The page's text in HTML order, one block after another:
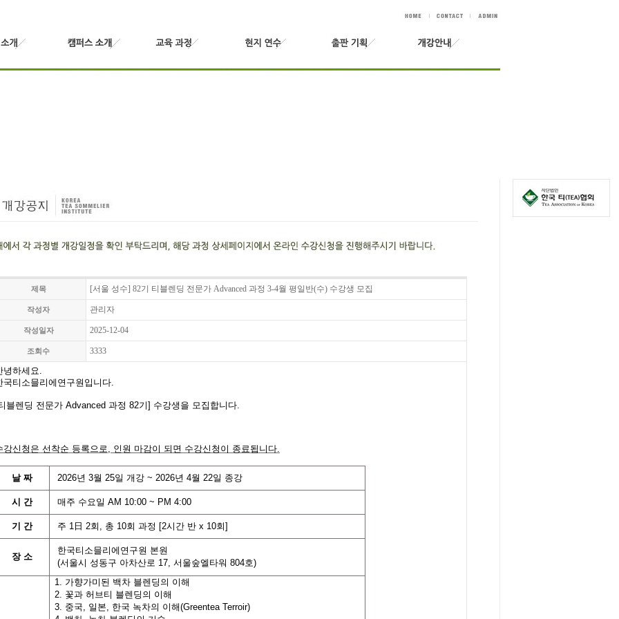
제목 [서울 성수] 82기 티블렌딩 전문가 Advanced 과정 3-4월 평일반(수) 수강생 모집
작성자 관리자
작성일자 2025-12-04
조회수 3333
녕하세요.
국티소믈리에연구원입니다.
블렌딩 전문가 Advanced 과정 82기] 수강생을 모집합니다.
강신청은 선착순 등록으로, 인원 마감이 되면 수강신청이 종료됩니다.
날 짜 2026년 3월 25일 개강~ 2026년 4월 22일 종강
시 간 매주 수요일 AM 10:00 ~ PM 4:00
기 간 주 1日 2회 , 총 10회 과정 [2시간 반x 10회]
장 소
한국티소믈리에연구원 본원
(서울시 성동구 아차산로 17, 서울숲엘타워 804호)
1. 가향가미된 백차 블렌딩의 이해
2. 꽃과 허브티 블렌딩의 이해
3. 중국, 일본, 한국 녹차의 이해(Greentea Terroir)